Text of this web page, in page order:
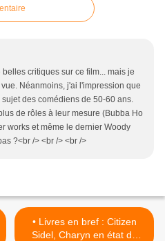
critiques sur ce film... mais je
Néanmoins, j'ai l'impression que
des comédiens de 50-60 ans.
de rôles à leur mesure (Bubba Ho
works et même le dernier Woody
?<br /> <br /> <br />
• Livres en bref : Citizen
Sidel, Charyn en état de